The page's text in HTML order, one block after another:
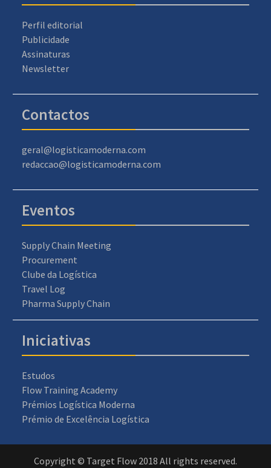
Perfil editorial
Publicidade
Assinaturas
Newsletter
Contactos
geral@logisticamoderna.com
redaccao@logisticamoderna.com
Eventos
Supply Chain Meeting
Procurement
Clube da Logística
Travel Log
Pharma Supply Chain
Iniciativas
Estudos
Flow Training Academy
Prémios Logística Moderna
Prémio de Excelência Logística
Copyright © Target Flow 2018 All rights reserved.